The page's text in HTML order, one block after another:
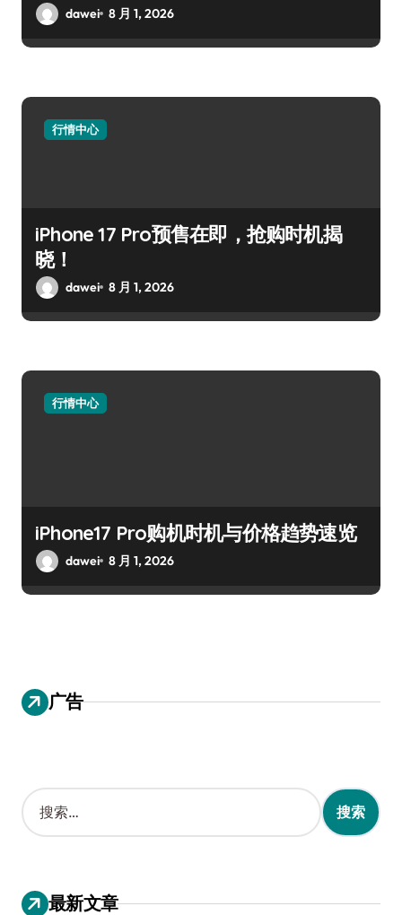
dawei 8 月 1, 2026
行情中心
iPhone 17 Pro预售在即，抢购时机揭
晓！
dawei 8 月 1, 2026
行情中心
iPhone17 Pro购机时机与价格趋势速览
dawei 8 月 1, 2026
广告
搜
索
：
最新文章